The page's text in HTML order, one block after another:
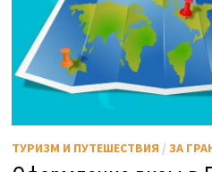
ТУРИЗМ И ПУТЕШЕСТВИЯ / ЗА